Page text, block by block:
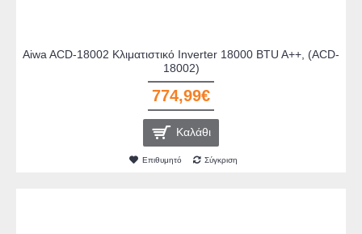
Aiwa ACD-18002 Κλιματιστικό Inverter 18000 BTU A++, (ACD-
18002)
774,99€
Καλάθι
Επιθυμητό Σύγκριση